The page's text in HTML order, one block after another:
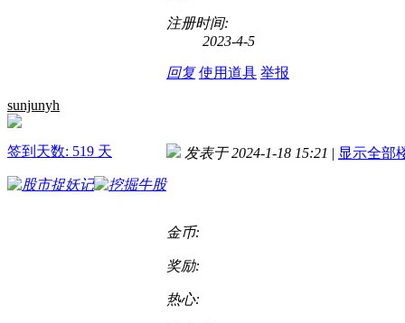
注册时间:
2023-4-5
回复 使用道具 举报
sunjunyh
签到天数: 519 天 发表于 2024-1-18 15:21 | 显示全部
金币:
奖励:
热心: